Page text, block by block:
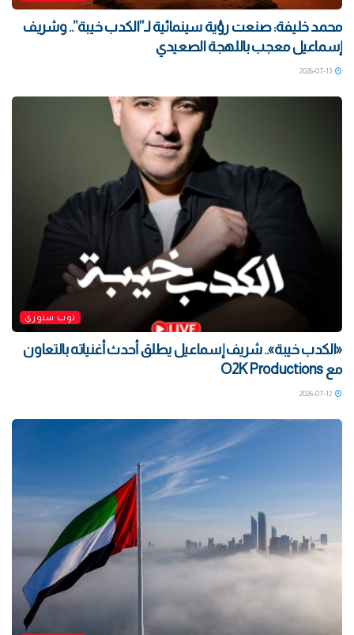
محمد خليفة: صنعت رؤية سينمائية لـ”الكدب خيبة”.. وشريف
إسماعيل معجب باللهجة الصعيدي
توب ستوري
«الكدب خيبة».. شريف إسماعيل يطلق أحدث أغنياته بالتعاون
مع O2K Productions